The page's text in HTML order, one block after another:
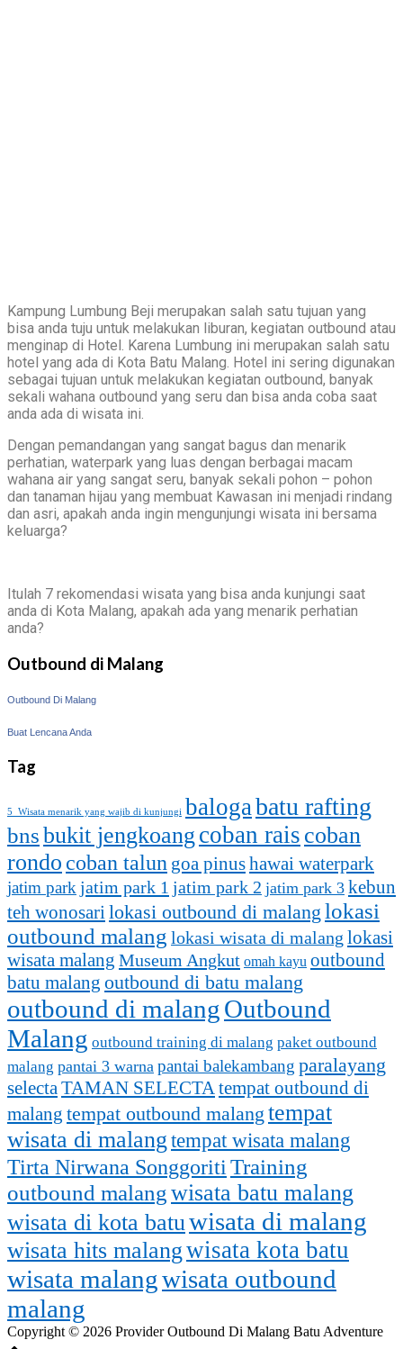
Kampung Lumbung Beji merupakan salah satu tujuan yang
bisa anda tuju untuk melakukan liburan, kegiatan outbound atau
menginap di Hotel. Karena Lumbung ini merupakan salah satu
hotel yang ada di Kota Batu Malang. Hotel ini sering digunakan
sebagai tujuan untuk melakukan kegiatan outbound, banyak
sekali wahana outbound yang seru dan bisa anda coba saat
anda ada di wisata ini.
Dengan pemandangan yang sangat bagus dan menarik
perhatian, waterpark yang luas dengan berbagai macam
wahana air yang sangat seru, banyak sekali pohon – pohon
dan tanaman hijau yang membuat Kawasan ini menjadi rindang
dan asri, apakah anda ingin mengunjungi wisata ini bersama
keluarga?
Itulah 7 rekomendasi wisata yang bisa anda kunjungi saat
anda di Kota Malang, apakah ada yang menarik perhatian
anda?
Outbound di Malang
Outbound Di Malang
Buat Lencana Anda
Tag
5 Wisata menarik yang wajib di kunjungi balogabatu rafting
bnsbukit jengkoang coban rais coban
rondo coban talun goa pinushawai waterpark
jatim parkjatim park 1 jatim park 2 jatim park 3 kebun
teh wonosarilokasi outbound di malang lokasi
outbound malang lokasi wisata di malang lokasi
wisata malang Museum Angkut omah kayu outbound
batu malang outbound di batu malang
outbound di malangOutbound
Malang outbound training di malang paket outbound
malang pantai 3 warna pantai balekambang paralayang
selectaTAMAN SELECTAtempat outbound di
malang tempat outbound malang tempat
wisata di malangtempat wisata malang
Tirta Nirwana SonggoritiTraining
outbound malangwisata batu malang
wisata di kota batuwisata di malang
wisata hits malangwisata kota batu
wisata malangwisata outbound
malang
Copyright © 2026 Provider Outbound Di Malang Batu Adventure